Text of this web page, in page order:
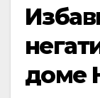
доме